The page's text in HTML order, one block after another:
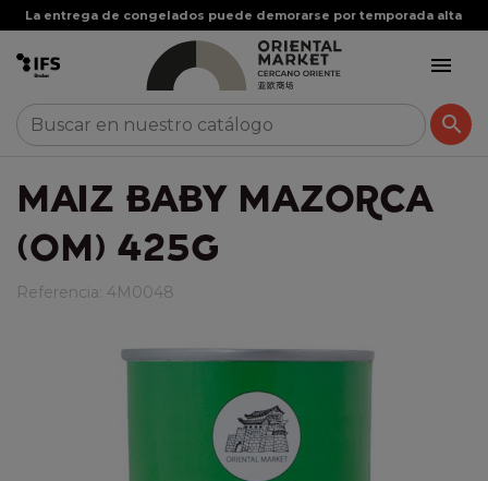
La entrega de congelados puede demorarse por temporada alta


MAIZ BABY MAZORCA
(OM) 425G
Referencia: 4M0048